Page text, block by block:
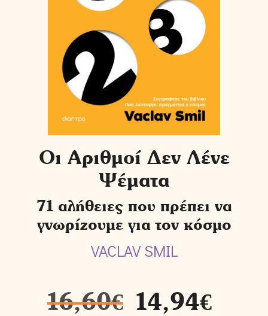
Οι Αριθμοί Δεν Λένε
Ψέματα
71 αλήθειες που πρέπει να
γνωρίζουμε για τον κόσμο
VACLAV SMIL
16,60€ 14,94€